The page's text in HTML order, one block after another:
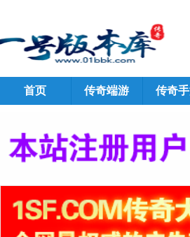
首页 传奇端游 传奇